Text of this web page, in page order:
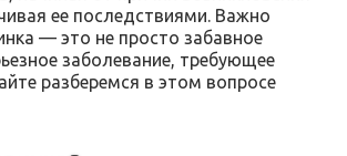
ее последствиями. Важно
— это не просто забавное
заболевание, требующее
разберемся в этом вопросе